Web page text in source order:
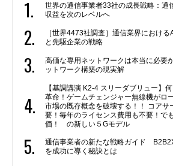
世界の通信事業者33社の成長戦略：通
収益を次のレベルへ
［世界4473社調査］通信業界における
と先駆企業の戦略
高価な専用ネットワークは本当に必要
ットワーク構築の現実解
【基調講演 K2-4 スリーダブリュー】
革命！ゲームチェンジャー無線機がロ
市場の既存概念を破壊する！！ コアサ
要！毎年のライセンス費用も不要！で
価！ の新しい５Gモデル
通信事業者の新たな戦略ガイド
を成功に導く秘訣とは